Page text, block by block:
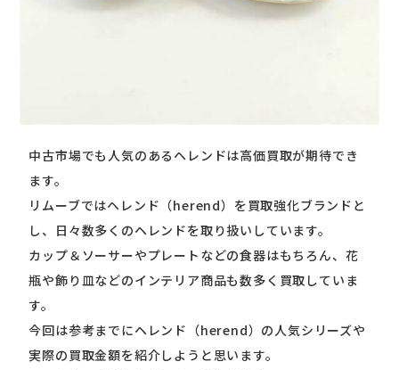
中古市場でも人気のあるヘレンドは高価買取が期待でき
ます。
リムーブではヘレンド（herend）を買取強化ブランドと
し、日々数多くのヘレンドを取り扱いしています。
カップ＆ソーサーやプレートなどの食器はもちろん、花
瓶や飾り皿などのインテリア商品も数多く買取していま
す。
今回は参考までにヘレンド（herend）の人気シリーズや
実際の買取金額を紹介しようと思います。